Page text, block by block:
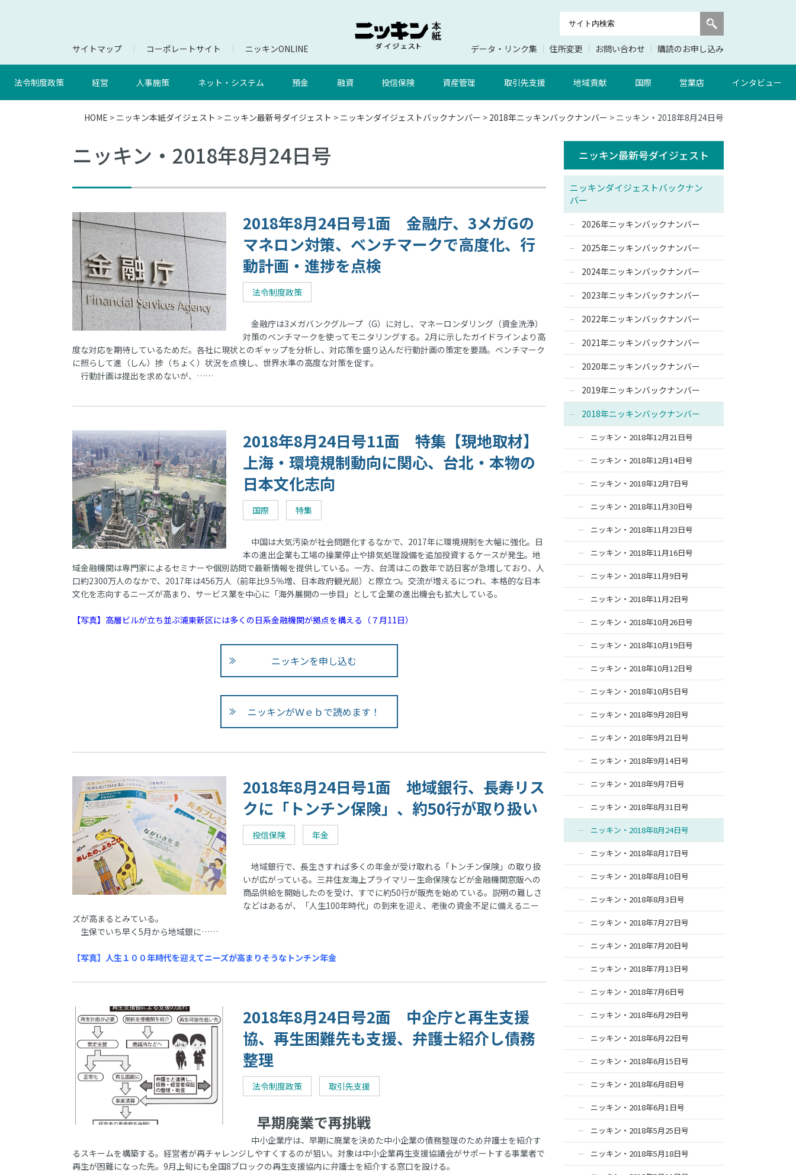
サイトマップ コーポレートサイト ニッキンONLINE データ・リンク集 住所変更 お問い合わせ 購読のお申し込み
法令制度政策 経営 人事施策 ネット・システム 預金 融資 投信保険 資産管理 取引先支援 地域貢献 国際 営業店 インタビュー
HOME > ニッキン本紙ダイジェスト > ニッキン最新号ダイジェスト > ニッキンダイジェストバックナンバー > 2018年ニッキンバックナンバー > ニッキン・2018年8月24日号
ニッキン・2018年8月24日号
2018年8月24日号1面 金融庁、3メガGの
マネロン対策、ベンチマークで高度化、行
動計画・進捗を点検
法令制度政策
金融庁は3メガバンクグループ（G）に対し、マネーロンダリング（資金洗浄）
対策のベンチマークを使ってモニタリングする。2月に示したガイドラインより高
度な対応を期待しているためだ。各社に現状とのギャップを分析し、対応策を盛り込んだ行動計画の策定を要請。ベンチマーク
に照らして進（しん）捗（ちょく）状況を点検し、世界水準の高度な対策を促す。
行動計画は提出を求めないが、……
2018年8月24日号11面 特集【現地取材】
上海・環境規制動向に関心、台北・本物の
日本文化志向
国際 特集
中国は大気汚染が社会問題化するなかで、2017年に環境規制を大幅に強化。日
本の進出企業も工場の操業停止や排気処理設備を追加投資するケースが発生。地
域金融機関は専門家によるセミナーや個別訪問で最新情報を提供している。一方、台湾はこの数年で訪日客が急増しており、人
口約2300万人のなかで、2017年は456万人（前年比9.5％増、日本政府観光局）と際立つ。交流が増えるにつれ、本格的な日本
文化を志向するニーズが高まり、サービス業を中心に「海外展開の一歩目」として企業の進出機会も拡大している。
【写真】高層ビルが立ち並ぶ浦東新区には多くの日系金融機関が拠点を構える（７月11日）
ニッキンを申し込む
ニッキンがＷｅｂで読めます！
2018年8月24日号1面 地域銀行、長寿リス
クに「トンチン保険」、約50行が取り扱い
投信保険 年金
地域銀行で、長生きすれば多くの年金が受け取れる「トンチン保険」の取り扱
いが広がっている。三井住友海上プライマリー生命保険などが金融機関窓販への
商品供給を開始したのを受け、すでに約50行が販売を始めている。説明の難しさ
などはあるが、「人生100年時代」の到来を迎え、老後の資金不足に備えるニー
ズが高まるとみている。
生保でいち早く5月から地域銀に……
【写真】人生１００年時代を迎えてニーズが高まりそうなトンチン年金
2018年8月24日号2面 中企庁と再生支援
協、再生困難先も支援、弁護士紹介し債務
整理
法令制度政策 取引先支援
早期廃業で再挑戦
中小企業庁は、早期に廃業を決めた中小企業の債務整理のため弁護士を紹介す
るスキームを構築する。経営者が再チャレンジしやすくするのが狙い。対象は中小企業再生支援協議会がサポートする事業者で
再生が困難になった先。9月上旬にも全国8ブロックの再生支援協内に弁護士を紹介する窓口を設ける。
ニッキン最新号ダイジェスト
ニッキンダイジェストバックナン
バー
2026年ニッキンバックナンバー
2025年ニッキンバックナンバー
2024年ニッキンバックナンバー
2023年ニッキンバックナンバー
2022年ニッキンバックナンバー
2021年ニッキンバックナンバー
2020年ニッキンバックナンバー
2019年ニッキンバックナンバー
2018年ニッキンバックナンバー
ニッキン・2018年12月21日号
ニッキン・2018年12月14日号
ニッキン・2018年12月7日号
ニッキン・2018年11月30日号
ニッキン・2018年11月23日号
ニッキン・2018年11月16日号
ニッキン・2018年11月9日号
ニッキン・2018年11月2日号
ニッキン・2018年10月26日号
ニッキン・2018年10月19日号
ニッキン・2018年10月12日号
ニッキン・2018年10月5日号
ニッキン・2018年9月28日号
ニッキン・2018年9月21日号
ニッキン・2018年9月14日号
ニッキン・2018年9月7日号
ニッキン・2018年8月31日号
ニッキン・2018年8月24日号
ニッキン・2018年8月17日号
ニッキン・2018年8月10日号
ニッキン・2018年8月3日号
ニッキン・2018年7月27日号
ニッキン・2018年7月20日号
ニッキン・2018年7月13日号
ニッキン・2018年7月6日号
ニッキン・2018年6月29日号
ニッキン・2018年6月22日号
ニッキン・2018年6月15日号
ニッキン・2018年6月8日号
ニッキン・2018年6月1日号
ニッキン・2018年5月25日号
ニッキン・2018年5月18日号